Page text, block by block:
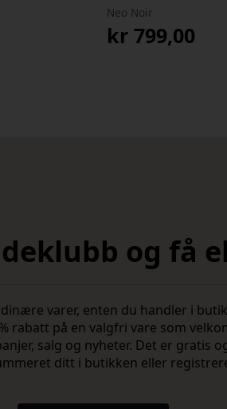
Neo Noir
kr799,00
og få
varer, enten du handler i
rabatt på en valgfri vare som
salg og nyheter. Det er gratis
ditt i butikken eller